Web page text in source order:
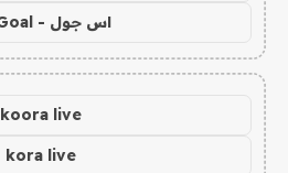
اس جول - AS Goal
koora live
kora live